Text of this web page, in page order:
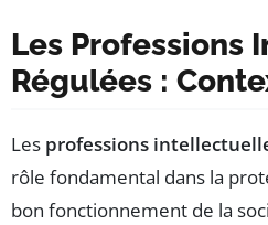
Les Professions
Régulées :
Les professions
rôle fondamental dans la
bon fonctionnement de la